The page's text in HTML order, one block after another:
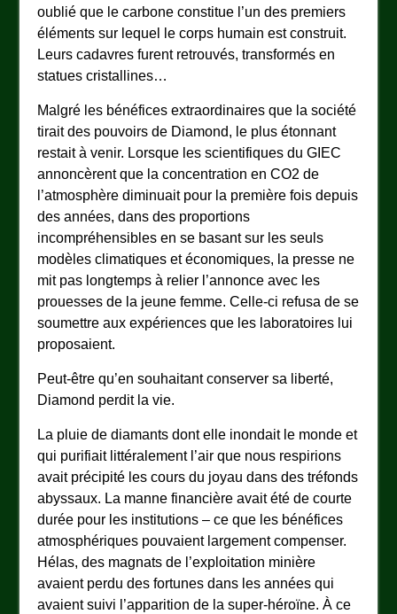
oublié que le carbone constitue l’un des premiers
éléments sur lequel le corps humain est construit.
Leurs cadavres furent retrouvés, transformés en
statues cristallines…
Malgré les bénéfices extraordinaires que la société
tirait des pouvoirs de Diamond, le plus étonnant
restait à venir. Lorsque les scientifiques du GIEC
annoncèrent que la concentration en CO2 de
l’atmosphère diminuait pour la première fois depuis
des années, dans des proportions
incompréhensibles en se basant sur les seuls
modèles climatiques et économiques, la presse ne
mit pas longtemps à relier l’annonce avec les
prouesses de la jeune femme. Celle-ci refusa de se
soumettre aux expériences que les laboratoires lui
proposaient.
Peut-être qu’en souhaitant conserver sa liberté,
Diamond perdit la vie.
La pluie de diamants dont elle inondait le monde et
qui purifiait littéralement l’air que nous respirions
avait précipité les cours du joyau dans des tréfonds
abyssaux. La manne financière avait été de courte
durée pour les institutions – ce que les bénéfices
atmosphériques pouvaient largement compenser.
Hélas, des magnats de l’exploitation minière
avaient perdu des fortunes dans les années qui
avaient suivi l’apparition de la super-héroïne. À ce